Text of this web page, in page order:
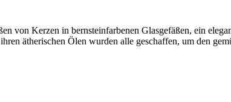
von Kerzen in bernsteinfarbenen Glasgefäßen, ein
ätherischen Ölen wurden alle geschaffen, um den